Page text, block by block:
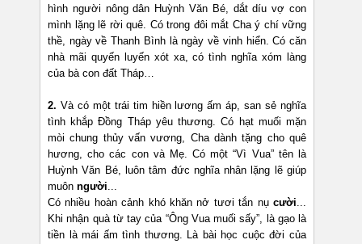
hình người nông dân Huỳnh Văn Bé, dắt díu vợ con
mình lặng lẽ rời quê. Có trong đôi mắt Cha ý chí vững
thề, ngày về Thanh Bình là ngày về vinh hiển. Có căn
nhà mãi quyến luyến xót xa, có tình nghĩa xóm làng
của bà con đất Tháp…
2. Và có một trái tim hiền lương ấm áp, san sẻ nghĩa
tình khắp Đồng Tháp yêu thương. Có hạt muối mặn
mòi chung thủy vấn vương, Cha dành tặng cho quê
hương, cho các con và Mẹ. Có một “Vì Vua” tên là
Huỳnh Văn Bé, luôn tâm đức nghĩa nhân lặng lẽ giúp
muôn người...
Có nhiều hoàn cảnh khó khăn nở tươi tắn nụ cười...
Khi nhận quà từ tay của “Ông Vua muối sấy”, là gạo là
tiền là mái ấm tình thương. Là bài học cuộc đời của